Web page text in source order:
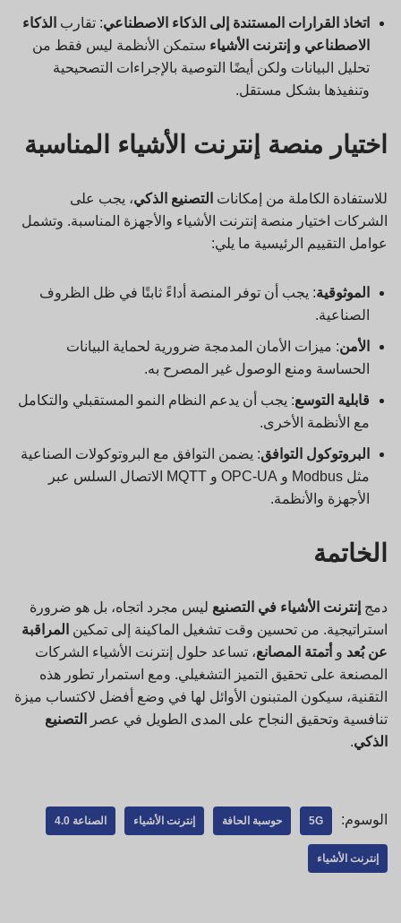
اتخاذ القرارات المستندة إلى الذكاء الاصطناعي: تقارب الذكاء
الاصطناعي و إنترنت الأشياء ستمكن الأنظمة ليس فقط من
تحليل البيانات ولكن أيضًا التوصية بالإجراءات التصحيحية
وتنفيذها بشكل مستقل.
اختيار منصة إنترنت الأشياء المناسبة
للاستفادة الكاملة من إمكانات التصنيع الذكي، يجب على
الشركات اختيار منصة إنترنت الأشياء والأجهزة المناسبة. وتشمل
عوامل التقييم الرئيسية ما يلي:
الموثوقية: يجب أن توفر المنصة أداءً ثابتًا في ظل الظروف
الصناعية.
الأمن: ميزات الأمان المدمجة ضرورية لحماية البيانات
الحساسة ومنع الوصول غير المصرح به.
قابلية التوسع: يجب أن يدعم النظام النمو المستقبلي والتكامل
مع الأنظمة الأخرى.
البروتوكول التوافق: يضمن التوافق مع البروتوكولات الصناعية
مثل Modbus و OPC-UA و MQTT الاتصال السلس عبر
الأجهزة والأنظمة.
الخاتمة
دمج إنترنت الأشياء في التصنيع ليس مجرد اتجاه، بل هو ضرورة
استراتيجية. من تحسين وقت تشغيل الماكينة إلى تمكين المراقبة
عن بُعد و أتمتة المصانع، تساعد حلول إنترنت الأشياء الشركات
المصنعة على تحقيق التميز التشغيلي. ومع استمرار تطور هذه
التقنية، سيكون المتبنون الأوائل لها في وضع أفضل لاكتساب ميزة
تنافسية وتحقيق النجاح على المدى الطويل في عصر
التصنيع
الذكي.
الوسوم: 5G حوسبة الحافة إنترنت الأشياء الصناعة 4.0
إنترنت الأشياء